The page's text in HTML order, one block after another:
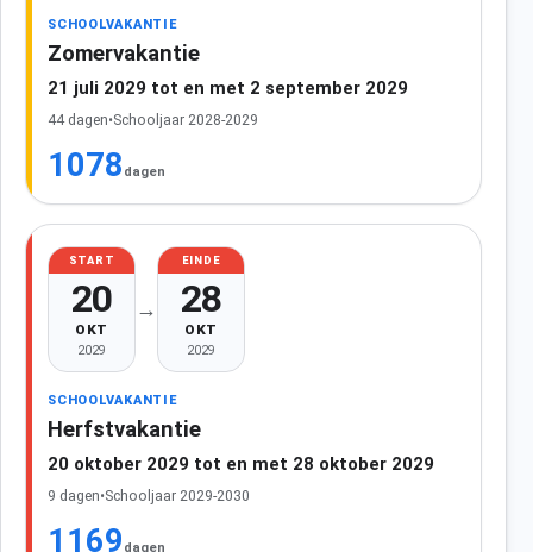
SCHOOLVAKANTIE
Zomervakantie
21 juli 2029 tot en met 2 september 2029
44 dagen•Schooljaar 2028-2029
1078 dagen
START
20
OKT
2029
→
EINDE
28
OKT
2029
SCHOOLVAKANTIE
Herfstvakantie
20 oktober 2029 tot en met 28 oktober 2029
9 dagen•Schooljaar 2029-2030
1169 dagen